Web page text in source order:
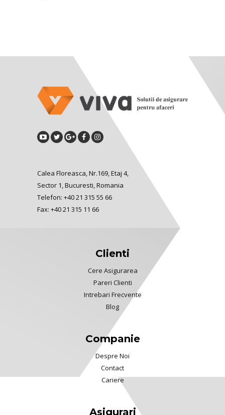
Calea Floreasca, Nr.169, Etaj 4,
Sector 1, Bucuresti, Romania
Telefon: +40 21 315 55 66
Fax: +40 21 315 11 66
Clienti
Cere Asigurarea
Pareri Clienti
Intrebari Frecvente
Blog
Companie
Despre Noi
Contact
Cariere
Asigurari